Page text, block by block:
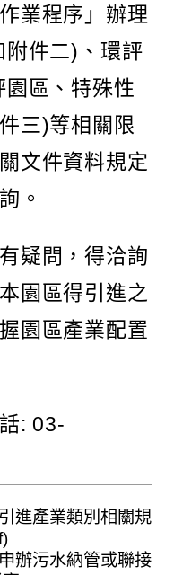
業程序」辦理
件二)、環評
區、特殊性
三)等相關限
文件資料規定
。
疑問，得洽詢
園區得引進之
園區產業配置
: 03-
進產業類別相關規
辦污水納管或聯接